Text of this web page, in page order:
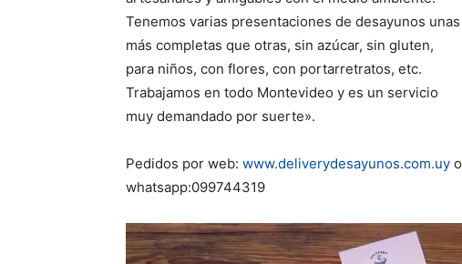
Tenemos varias presentaciones de desayunos unas
más completas que otras, sin azúcar, sin gluten,
para niños, con flores, con portarretratos, etc.
Trabajamos en todo Montevideo y es un servicio
muy demandado por suerte».
Pedidos por web: www.deliverydesayunos.com.uy o
whatsapp:099744319